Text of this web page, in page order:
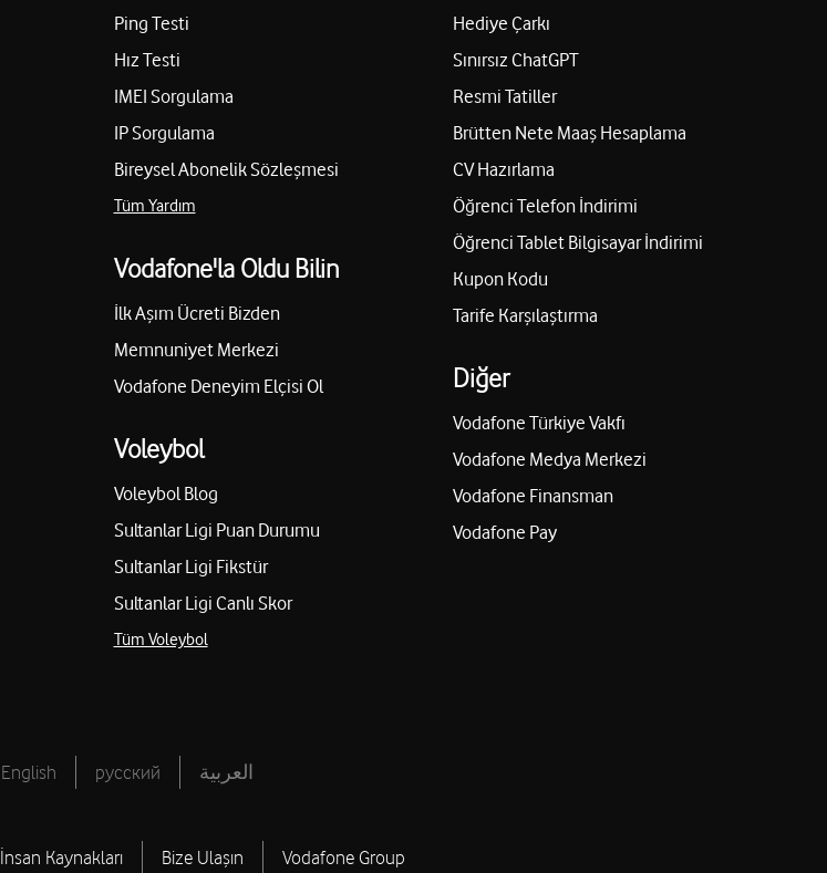
Ping Testi
Hız Testi
IMEI Sorgulama
IP Sorgulama
Bireysel Abonelik Sözleşmesi
Tüm Yardım
Vodafone'la Oldu Bilin
İlk Aşım Ücreti Bizden
Memnuniyet Merkezi
Vodafone Deneyim Elçisi Ol
Voleybol
Voleybol Blog
Sultanlar Ligi Puan Durumu
Sultanlar Ligi Fikstür
Sultanlar Ligi Canlı Skor
Tüm Voleybol
Hediye Çarkı
Sınırsız ChatGPT
Resmi Tatiller
Brütten Nete Maaş Hesaplama
CV Hazırlama
Öğrenci Telefon İndirimi
Öğrenci Tablet Bilgisayar İndirimi
Kupon Kodu
Tarife Karşılaştırma
Diğer
Vodafone Türkiye Vakfı
Vodafone Medya Merkezi
Vodafone Finansman
Vodafone Pay
English русский العربية
İnsan Kaynakları Bize Ulaşın Vodafone Group